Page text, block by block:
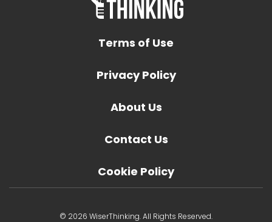
Terms of Use
Privacy Policy
About Us
Contact Us
Cookie Policy
© 2026 WiserThinking. All Rights Reserved.